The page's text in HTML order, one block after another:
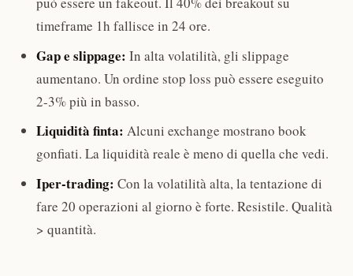
timeframe 1h fallisce in 24 ore.
Gap e slippage: In alta volatilità, gli slippage
aumentano. Un ordine stop loss può essere eseguito
2-3% più in basso.
Liquidità finta: Alcuni exchange mostrano book
gonfiati. La liquidità reale è meno di quella che vedi.
Iper-trading: Con la volatilità alta, la tentazione di
fare 20 operazioni al giorno è forte. Resistile. Qualità
> quantità.